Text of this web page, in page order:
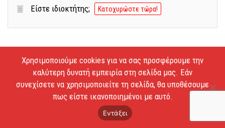
Είστε ιδιοκτήτης; Κατοχυρώστε τώρα!
Copyright © 2026 - Estiatoria. All Rights Reserved.
Απαγορεύεται το κατέβασμα των φωτογραφιών και η
αντιγραφή των κειμένων.
Χρησιμοποιούμε cookies για να σας προσφέρουμε την
καλύτερη δυνατή εμπειρία στη σελίδα μας. Εάν
συνεχίσετε να χρησιμοποιείτε τη σελίδα, θα υποθέσουμε
πως είστε ικανοποιημένοι με αυτό.
Εντάξει